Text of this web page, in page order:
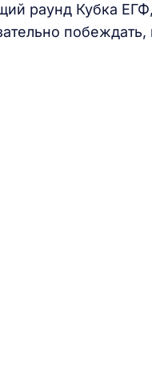
раунд Кубка ЕГФ,
побеждать,